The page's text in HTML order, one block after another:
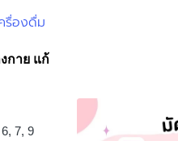
รื่องดื่ม
กาย แก้
7, 9